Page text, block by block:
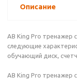
Описание
AB King Pro тренажер
следующие
обучающий диск,
AB King Pro тренажер